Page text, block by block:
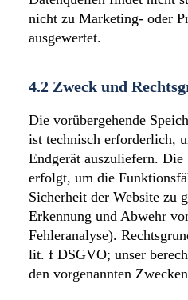
nicht zu Marketing- oder
ausgewertet.
4.2 Zweck und
Die vorübergehende
ist technisch erforderlich,
Endgerät auszuliefern.
erfolgt, um die
Sicherheit der Website zu
Erkennung und Abwehr
Fehleranalyse).
lit. f DSGVO; unser
den vorgenannten